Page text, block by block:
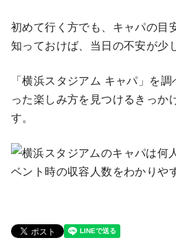
初めて行く方でも、キャパの目
知っておけば、当日の不安が少
「横浜スタジアム キャパ」を
った楽しみ方を見つけるきっか
す。